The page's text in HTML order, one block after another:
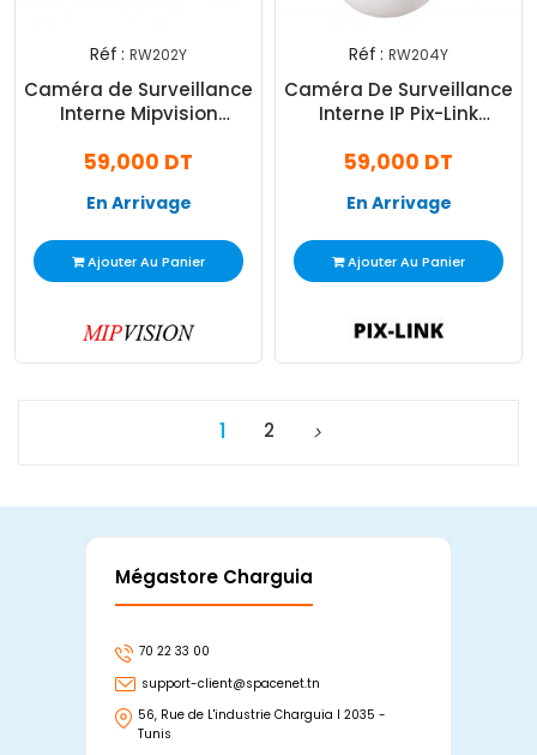
Réf : RW202Y
Caméra de Surveillance
Interne Mipvision
59,000 DT
En Arrivage
Ajouter Au Panier
Réf : RW204Y
Caméra De Surveillance
Interne IP Pix-Link
59,000 DT
En Arrivage
Ajouter Au Panier
1 2
Mégastore Charguia
70 22 33 00
support-client@spacenet.tn
56, Rue de L'industrie Charguia I 2035 -
Tunis